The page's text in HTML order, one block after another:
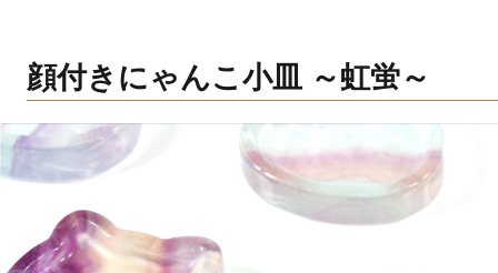
顔付きにゃんこ小皿 ～虹蛍～